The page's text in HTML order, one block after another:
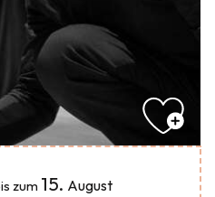
zum 15. August